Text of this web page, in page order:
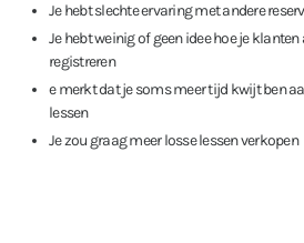
Je hebt slechte ervaring met andere
Je hebt weinig of geen idee hoe je
registreren
e merkt dat je soms meer tijd kwijt ben
lessen
Je zou graag meer losse lessen verkopen